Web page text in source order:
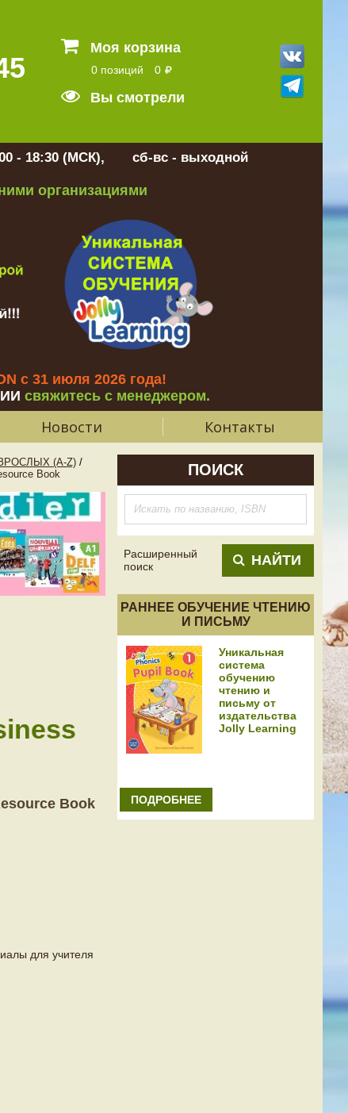
Моя корзина
0 позиций 0
Вы смотрели
- 18:30 (МСК), сб-вс - выходной
организациями
с 31 июля 2026 года!
свяжитесь с менеджером.
Новости Контакты
(A-Z) /
Book
Book
для учителя
ПОИСК
Расширенный
поиск
НАЙТИ
РАННЕЕ ОБУЧЕНИЕ ЧТЕНИЮ
И ПИСЬМУ
Уникальная
система
обучению
чтению и
письму от
издательства
Jolly Learning
ПОДРОБНЕЕ